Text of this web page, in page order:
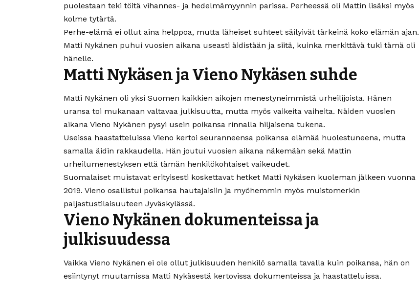
puolestaan teki töitä vihannes- ja hedelmämyynnin parissa. Perheessä oli Mattin lisäksi myös
kolme tytärtä.
Perhe-elämä ei ollut aina helppoa, mutta läheiset suhteet säilyivät tärkeinä koko elämän ajan.
Matti Nykänen puhui vuosien aikana useasti äidistään ja siitä, kuinka merkittävä tuki tämä oli
hänelle.
Matti Nykäsen ja Vieno Nykäsen suhde
Matti Nykänen oli yksi Suomen kaikkien aikojen menestyneimmistä urheilijoista. Hänen
uransa toi mukanaan valtavaa julkisuutta, mutta myös vaikeita vaiheita. Näiden vuosien
aikana Vieno Nykänen pysyi usein poikansa rinnalla hiljaisena tukena.
Useissa haastatteluissa Vieno kertoi seuranneensa poikansa elämää huolestuneena, mutta
samalla äidin rakkaudella. Hän joutui vuosien aikana näkemään sekä Mattin
urheilumenestyksen että tämän henkilökohtaiset vaikeudet.
Suomalaiset muistavat erityisesti koskettavat hetket Matti Nykäsen kuoleman jälkeen vuonna
2019. Vieno osallistui poikansa hautajaisiin ja myöhemmin myös muistomerkin
paljastustilaisuuteen Jyväskylässä.
Vieno Nykänen dokumenteissa ja
julkisuudessa
Vaikka Vieno Nykänen ei ole ollut julkisuuden henkilö samalla tavalla kuin poikansa, hän on
esiintynyt muutamissa Matti Nykäsestä kertovissa dokumenteissa ja haastatteluissa.